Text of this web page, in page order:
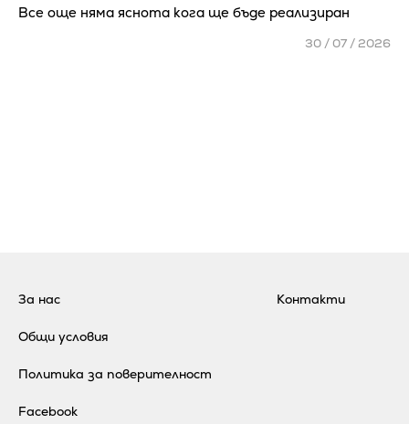
Все още няма яснота кога ще бъде реализиран
30 / 07 / 2026
За нас
Общи условия
Политика за поверителност
Контакти
Facebook